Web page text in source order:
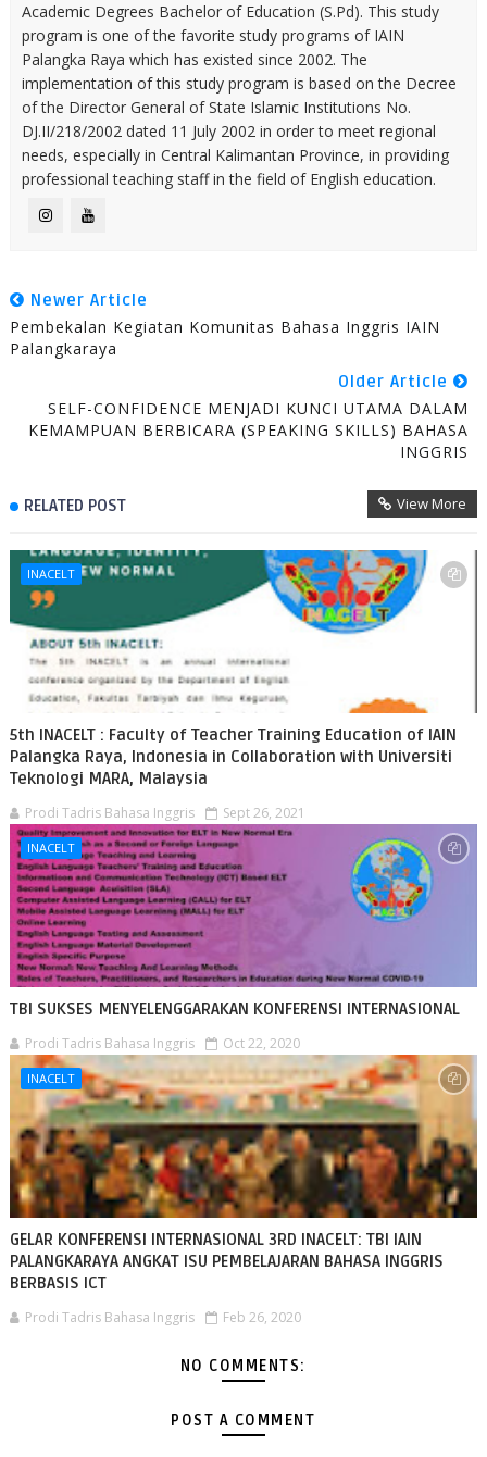
Academic Degrees Bachelor of Education (S.Pd). This study
program is one of the favorite study programs of IAIN
Palangka Raya which has existed since 2002. The
implementation of this study program is based on the Decree
of the Director General of State Islamic Institutions No.
DJ.II/218/2002 dated 11 July 2002 in order to meet regional
needs, especially in Central Kalimantan Province, in providing
professional teaching staff in the field of English education.
Newer Article
Pembekalan Kegiatan Komunitas Bahasa Inggris IAIN
Palangkaraya
Older Article
SELF-CONFIDENCE MENJADI KUNCI UTAMA DALAM
KEMAMPUAN BERBICARA (SPEAKING SKILLS) BAHASA
INGGRIS
RELATED POST View More
INACELT
5th INACELT : Faculty of Teacher Training Education of IAIN
Palangka Raya, Indonesia in Collaboration with Universiti
Teknologi MARA, Malaysia
Prodi Tadris Bahasa Inggris Sept 26, 2021
INACELT
TBI SUKSES MENYELENGGARAKAN KONFERENSI INTERNASIONAL
Prodi Tadris Bahasa Inggris Oct 22, 2020
INACELT
GELAR KONFERENSI INTERNASIONAL 3RD INACELT: TBI IAIN
PALANGKARAYA ANGKAT ISU PEMBELAJARAN BAHASA INGGRIS
BERBASIS ICT
Prodi Tadris Bahasa Inggris Feb 26, 2020
NO COMMENTS:
POST A COMMENT